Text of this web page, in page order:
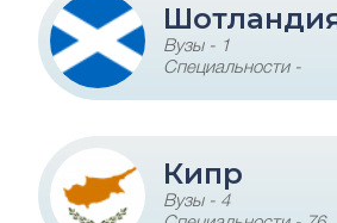
Вузы - 1
Специальности -
Кипр
Вузы - 4